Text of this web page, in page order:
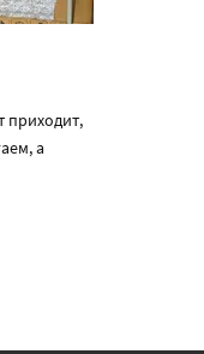
приходит,
а